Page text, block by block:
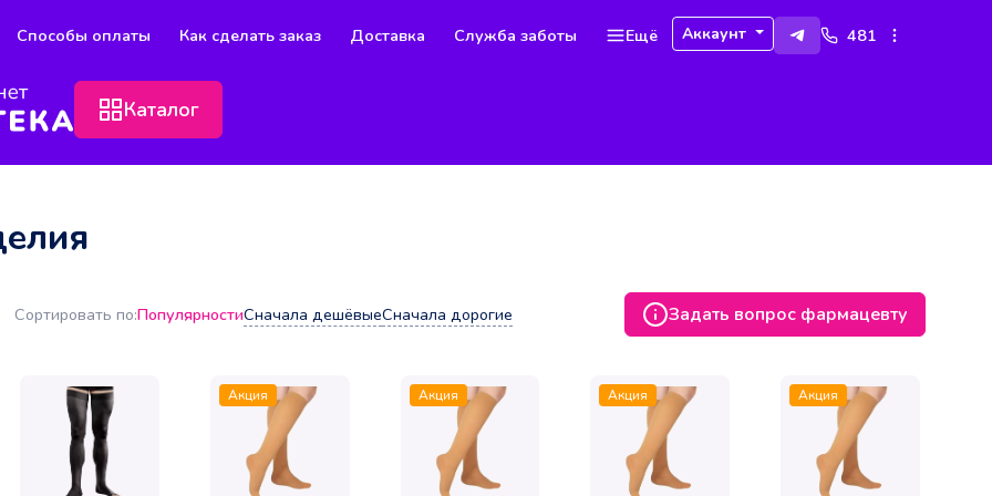
Способы оплаты Как сделать заказ Доставка Служба заботы Ещё Аккаунт 481
Каталог
Сортировать по:ПопулярностиСначала дешёвыеСначала дорогие Задать вопрос фармацевту
Акция Акция Акция Акция